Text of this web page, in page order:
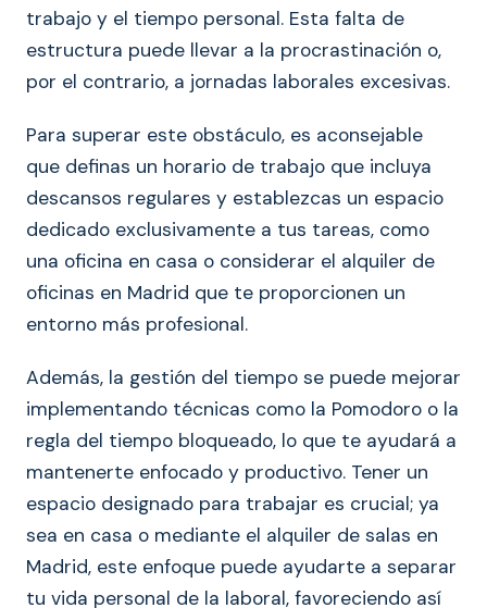
trabajo y el tiempo personal. Esta falta de
estructura puede llevar a la procrastinación o,
por el contrario, a jornadas laborales excesivas.
Para superar este obstáculo, es aconsejable
que definas un horario de trabajo que incluya
descansos regulares y establezcas un espacio
dedicado exclusivamente a tus tareas, como
una oficina en casa o considerar el alquiler de
oficinas en Madrid que te proporcionen un
entorno más profesional.
Además, la gestión del tiempo se puede mejorar
implementando técnicas como la Pomodoro o la
regla del tiempo bloqueado, lo que te ayudará a
mantenerte enfocado y productivo. Tener un
espacio designado para trabajar es crucial; ya
sea en casa o mediante el alquiler de salas en
Madrid, este enfoque puede ayudarte a separar
tu vida personal de la laboral, favoreciendo así